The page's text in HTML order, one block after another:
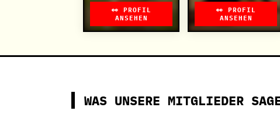
👀 PROFIL
ANSEHEN
👀 PROFIL
ANSEHEN
WAS UNSERE MITGLIEDER